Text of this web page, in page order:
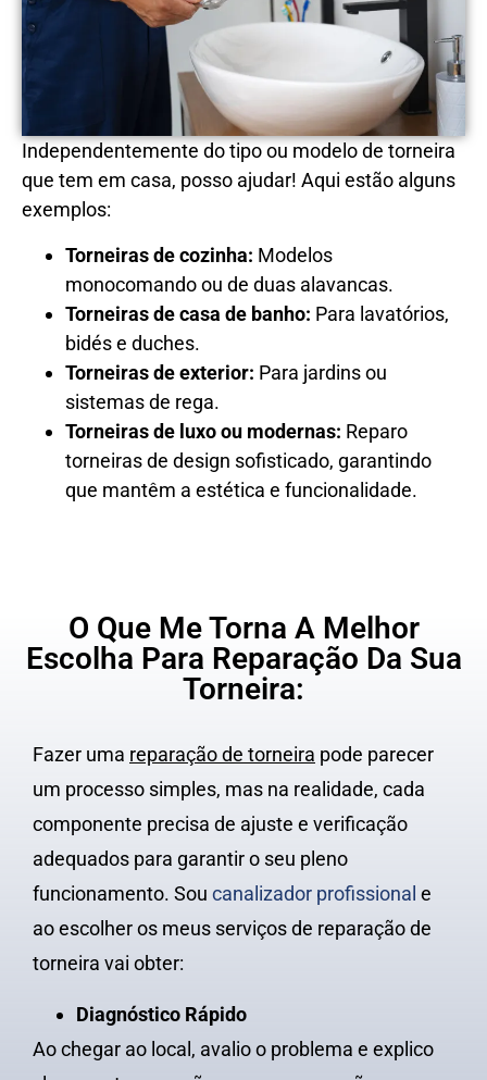
Independentemente do tipo ou modelo de torneira
que tem em casa, posso ajudar! Aqui estão alguns
exemplos:
Torneiras de cozinha: Modelos
monocomando ou de duas alavancas.
Torneiras de casa de banho: Para lavatórios,
bidés e duches.
Torneiras de exterior: Para jardins ou
sistemas de rega.
Torneiras de luxo ou modernas: Reparo
torneiras de design sofisticado, garantindo
que mantêm a estética e funcionalidade.
O Que Me Torna A Melhor
Escolha Para Reparação Da Sua
Torneira:
Fazer uma reparação de torneira pode parecer
um processo simples, mas na realidade, cada
componente precisa de ajuste e verificação
adequados para garantir o seu pleno
funcionamento. Sou canalizador profissional e
ao escolher os meus serviços de reparação de
torneira vai obter:
Diagnóstico Rápido
Ao chegar ao local, avalio o problema e explico